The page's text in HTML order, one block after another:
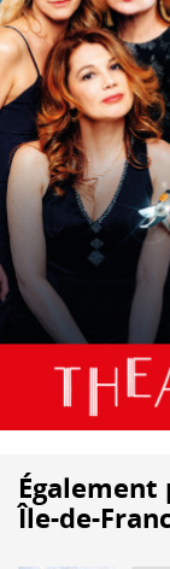
Également
Île-de-